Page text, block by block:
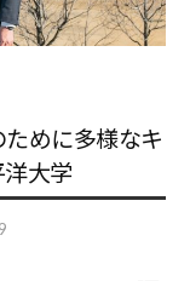
めに多様なキ
大学